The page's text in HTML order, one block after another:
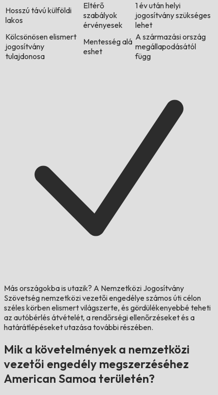
Hosszú távú külföldi
lakos
Eltérő
szabályok
érvényesek
1 év után helyi
jogosítvány szükséges
lehet
Kölcsönösen elismert
jogosítvány
tulajdonosa
Mentesség alá
eshet
A származási ország
megállapodásától
függ
Más országokba is utazik? A Nemzetközi Jogosítvány
Szövetség nemzetközi vezetői engedélye számos úti célon
széles körben elismert világszerte, és gördülékenyebbé teheti
az autóbérlés átvételét, a rendőrségi ellenőrzéseket és a
határátlépéseket utazása további részében.
Mik a követelmények a nemzetközi
vezetői engedély megszerzéséhez
American Samoa területén?